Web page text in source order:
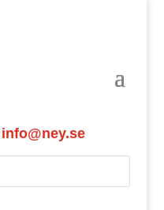
info@ney.se